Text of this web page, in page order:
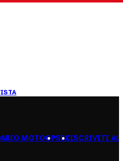
MOTOGPSBKISCRIVITI AL